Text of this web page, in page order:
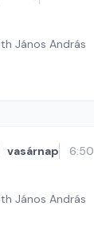
János András
vasárnap 6:50
János András